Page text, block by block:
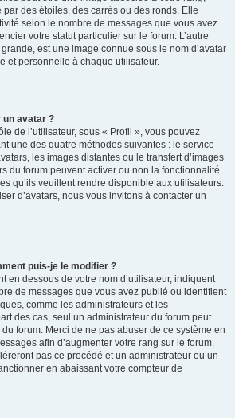
des étoiles, des carrés ou des ronds. Elle
selon le nombre de messages que vous avez
votre statut particulier sur le forum. L’autre
est une image connue sous le nom d’avatar
et personnelle à chaque utilisateur.
un avatar ?
de l’utilisateur, sous « Profil », vous pouvez
une des quatre méthodes suivantes : le service
les images distantes ou le transfert d’images
du forum peuvent activer ou non la fonctionnalité
qu’ils veuillent rendre disponible aux utilisateurs.
d’avatars, nous vous invitons à contacter un
puis-je le modifier ?
en dessous de votre nom d’utilisateur, indiquent
de messages que vous avez publié ou identifient
comme les administrateurs et les
des cas, seul un administrateur du forum peut
forum. Merci de ne pas abuser de ce système en
afin d’augmenter votre rang sur le forum.
pas ce procédé et un administrateur ou un
en abaissant votre compteur de